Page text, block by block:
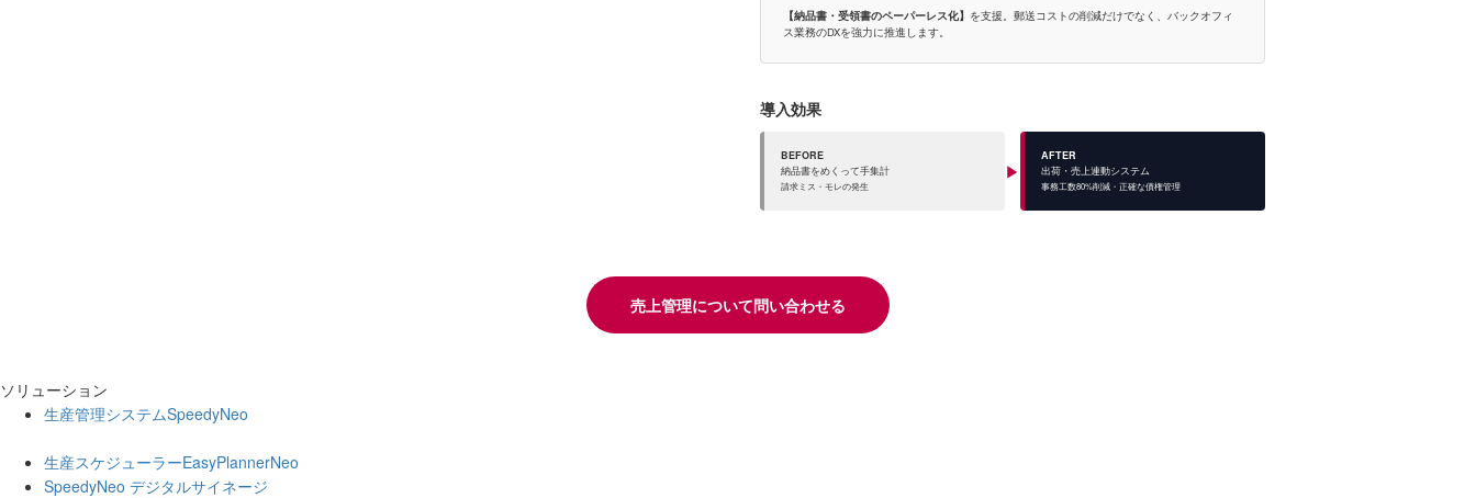
【納品書・受領書のペーパーレス化】 を支援。郵送コストの削減だけでなく、バックオフィ
ス業務のDXを強力に推進します。
導入効果
BEFORE
納品書をめくって手集計
請求ミス・モレの発生
▶
AFTER
出荷・売上連動システム
事務工数80%削減・正確な債権管理
売上管理について問い合わせる
ソリューション
生産管理システムSpeedyNeo
生産スケジューラーEasyPlannerNeo
SpeedyNeo デジタルサイネージ